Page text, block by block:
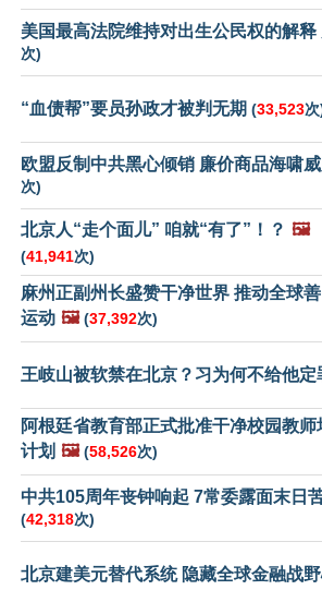
美国最高法院维持对出生公民权的解释
次)
“血债帮”要员孙政才被判无期 (33,523次
欧盟反制中共黑心倾销 廉价商品海啸
次)
北京人“走个面儿” 咱就“有了”！？ 🖼️
(41,941次)
麻州正副州长盛赞干净世界 推动全球善
运动 🖼️ (37,392次)
王岐山被软禁在北京？习为何不给他定
阿根廷省教育部正式批准干净校园教师
计划 🖼️ (58,526次)
中共105周年丧钟响起 7常委露面末日
(42,318次)
北京建美元替代系统 隐藏全球金融战